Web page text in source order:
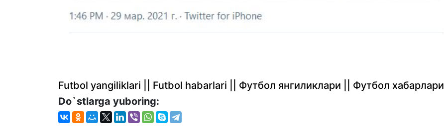
Futbol yangiliklari || Futbol habarlari || Футбол янгиликлари || Футбол хабарлари
Do`stlarga yuboring: